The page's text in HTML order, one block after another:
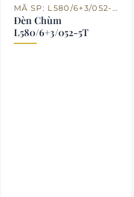
MÃ SP: L580/6+3/052-5T
Đèn Chùm
L580/6+3/052-5T